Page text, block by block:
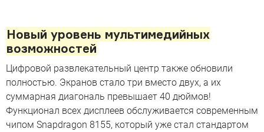
Новый уровень мультимедийных
возможностей
Цифровой развлекательный центр также обновили
полностью. Экранов стало три вместо двух, а их
суммарная диагональ превышает 40 дюймов!
Функционал всех дисплеев обслуживается современным
чипом Snapdragon 8155, который уже стал стандартом